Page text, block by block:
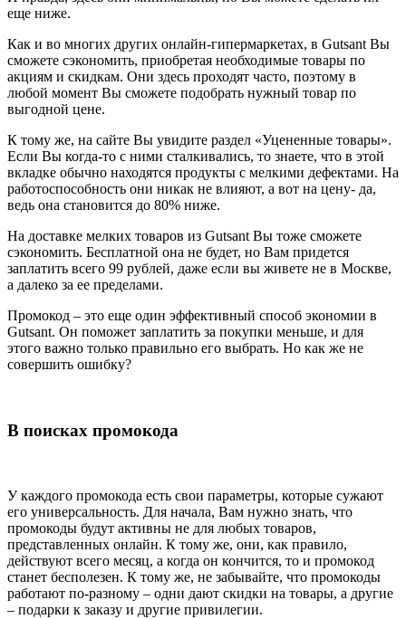
еще ниже.
Как и во многих других онлайн-гипермаркетах, в Gutsant Вы
сможете сэкономить, приобретая необходимые товары по
акциям и скидкам. Они здесь проходят часто, поэтому в
любой момент Вы сможете подобрать нужный товар по
выгодной цене.
К тому же, на сайте Вы увидите раздел «Уцененные товары».
Если Вы когда-то с ними сталкивались, то знаете, что в этой
вкладке обычно находятся продукты с мелкими дефектами. На
работоспособность они никак не влияют, а вот на цену- да,
ведь она становится до 80% ниже.
На доставке мелких товаров из Gutsant Вы тоже сможете
сэкономить. Бесплатной она не будет, но Вам придется
заплатить всего 99 рублей, даже если вы живете не в Москве,
а далеко за ее пределами.
Промокод – это еще один эффективный способ экономии в
Gutsant. Он поможет заплатить за покупки меньше, и для
этого важно только правильно его выбрать. Но как же не
совершить ошибку?
В поисках промокода
У каждого промокода есть свои параметры, которые сужают
его универсальность. Для начала, Вам нужно знать, что
промокоды будут активны не для любых товаров,
представленных онлайн. К тому же, они, как правило,
действуют всего месяц, а когда он кончится, то и промокод
станет бесполезен. К тому же, не забывайте, что промокоды
работают по-разному – одни дают скидки на товары, а другие
– подарки к заказу и другие привилегии.